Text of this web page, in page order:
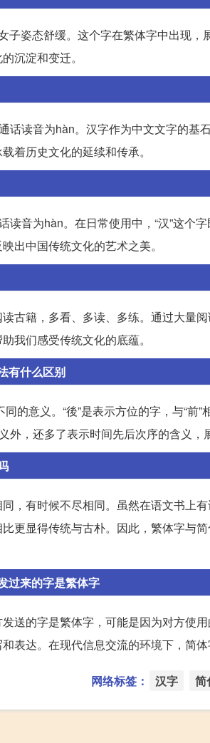
子姿态舒缓。这个字在繁体字中出现
沉淀和变迁。
话读音为hàn。汉字作为中文文字的
着历史文化的延续和传承。
读音为hàn。在日常使用中，“汉”这
出中国传统文化的艺术之美。
古籍，多看、多读、多练。通过大量
我们感受传统文化的底蕴。
有什么区别
同的意义。“後”是表示方位的字，与“
外，还多了表示时间先后次序的含义，
，有时候不尽相同。虽然在语文书上
更显得传统与古朴。因此，繁体字与
过来的字是繁体字
送的字是繁体字，可能是因为对方使
表达。在现代信息交流的环境下，简
网络标签： 汉字 简